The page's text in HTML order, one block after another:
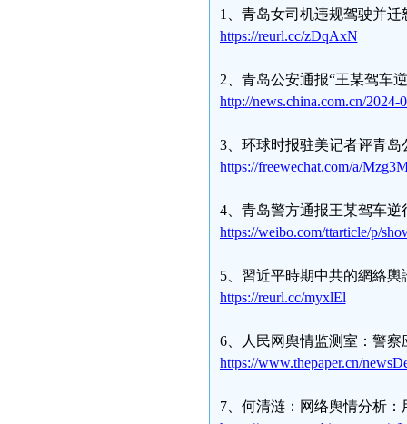
1、青岛女司机违规驾驶并
https://reurl.cc/zDqAxN
2、青岛公安通报“王某驾车
http://news.china.com.cn/2024-
3、环球时报驻美记者评青
https://freewechat.com/a/
4、青岛警方通报王某驾车
https://weibo.com/ttarticle/p/
5、習近平時期中共的網絡輿
https://reurl.cc/myxlEl
6、人民网舆情监测室：警
https://www.thepaper.cn/
7、何清涟：网络舆情分析